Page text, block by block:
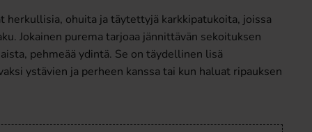
Osta Osta
herkullisia, ohuita ja täytettyjä karkkipatukoita, joissa
Jokainen purema tarjoaa jännittävän sekoituksen
pehmeää ydintä. Se on täydellinen lisä
ystävien ja perheen kanssa tai kun haluat ripauksen